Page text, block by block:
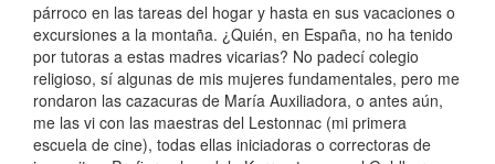
párroco en las tareas del hogar y hasta en sus vacaciones o
excursiones a la montaña. ¿Quién, en España, no ha tenido
por tutoras a estas madres vicarias? No padecí colegio
religioso, sí algunas de mis mujeres fundamentales, pero me
rondaron las cazacuras de María Auxiliadora, o antes aún,
me las vi con las maestras del Lestonnac (mi primera
escuela de cine), todas ellas iniciadoras o correctoras de